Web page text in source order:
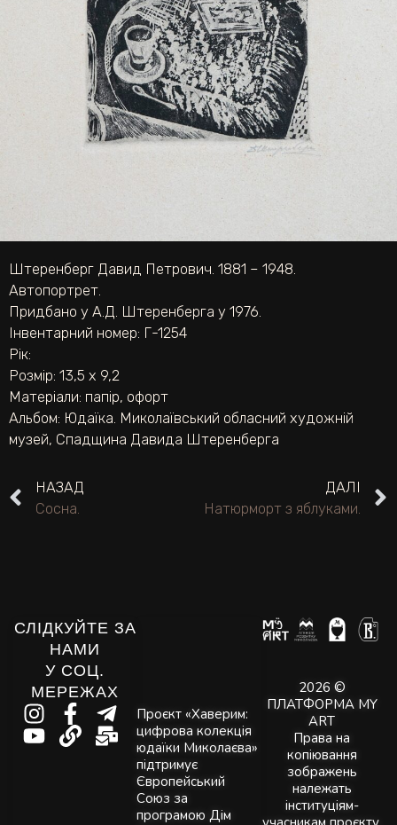
Штеренберг Давид Петрович. 1881 – 1948.
Автопортрет.
Придбано у А.Д. Штеренберга у 1976.
Інвентарний номер: Г-1254
Рік:
Розмір: 13,5 х 9,2
Матеріали: папір, офорт
Альбом: Юдаїка. Миколаївський обласний художній
музей, Спадщина Давида Штеренберга
НАЗАД
Сосна.
ДАЛІ
Натюрморт з яблуками.
2026 ©
ПЛАТФОРМА MY
ART
Права на
копіювання
зображень
належать
інституціям-
Проєкт «Хаверим:
цифрова колекція
юдаїки Миколаєва»
підтримує
Європейський
Союз за
програмою Дім
СЛІДКУЙТЕ ЗА
НАМИ
У СОЦ.
МЕРЕЖАХ